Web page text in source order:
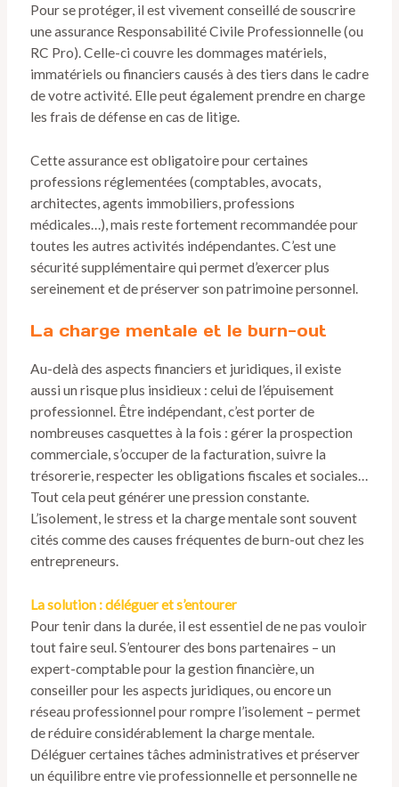
Pour se protéger, il est vivement conseillé de souscrire
une assurance Responsabilité Civile Professionnelle (ou
RC Pro). Celle-ci couvre les dommages matériels,
immatériels ou financiers causés à des tiers dans le cadre
de votre activité. Elle peut également prendre en charge
les frais de défense en cas de litige.
Cette assurance est obligatoire pour certaines
professions réglementées (comptables, avocats,
architectes, agents immobiliers, professions
médicales…), mais reste fortement recommandée pour
toutes les autres activités indépendantes. C’est une
sécurité supplémentaire qui permet d’exercer plus
sereinement et de préserver son patrimoine personnel.
La charge mentale et le burn-out
Au-delà des aspects financiers et juridiques, il existe
aussi un risque plus insidieux : celui de l’épuisement
professionnel. Être indépendant, c’est porter de
nombreuses casquettes à la fois : gérer la prospection
commerciale, s’occuper de la facturation, suivre la
trésorerie, respecter les obligations fiscales et sociales…
Tout cela peut générer une pression constante.
L’isolement, le stress et la charge mentale sont souvent
cités comme des causes fréquentes de burn-out chez les
entrepreneurs.
La solution : déléguer et s’entourer
Pour tenir dans la durée, il est essentiel de ne pas vouloir
tout faire seul. S’entourer des bons partenaires – un
expert-comptable pour la gestion financière, un
conseiller pour les aspects juridiques, ou encore un
réseau professionnel pour rompre l’isolement – permet
de réduire considérablement la charge mentale.
Déléguer certaines tâches administratives et préserver
un équilibre entre vie professionnelle et personnelle ne